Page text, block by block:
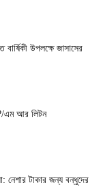
বার্ষিকী উপলক্ষে জাসাসের
এম আর লিটন
নেশার টাকার জন্য বন্ধুদের